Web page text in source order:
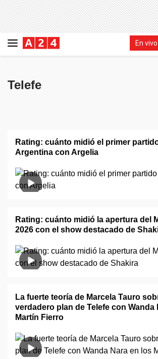
En vivo
Telefe
Rating: cuánto midió el primer
Argentina con Argelia
Rating: cuánto midió la apertura del
2026 con el show destacado de
La fuerte teoría de Marcela Tauro
verdadero plan de Telefe con Wanda
Martín Fierro